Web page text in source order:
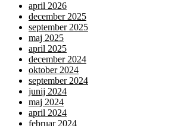
april 2026
december 2025
september 2025
maj 2025
april 2025
december 2024
oktober 2024
september 2024
junij 2024
maj 2024
april 2024
februar 2024